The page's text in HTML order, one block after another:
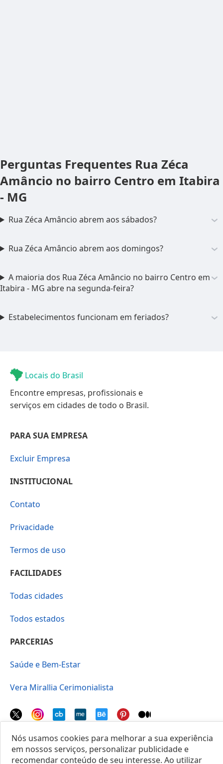
Perguntas Frequentes Rua Zéca
Amâncio no bairro Centro em Itabira
- MG
Rua Zéca Amâncio abrem aos sábados?
Rua Zéca Amâncio abrem aos domingos?
A maioria dos Rua Zéca Amâncio no bairro Centro em
Itabira - MG abre na segunda-feira?
Estabelecimentos funcionam em feriados?
Locais do Brasil
Encontre empresas, profissionais e
serviços em cidades de todo o Brasil.
PARA SUA EMPRESA
Excluir Empresa
INSTITUCIONAL
Contato
Privacidade
Termos de uso
FACILIDADES
Todas cidades
Todos estados
PARCERIAS
Saúde e Bem-Estar
Vera Mirallia Cerimonialista
© 2025 Locais do Brasil
Nós usamos cookies para melhorar a sua experiência
em nossos serviços, personalizar publicidade e
recomendar conteúdo de seu interesse. Ao utilizar